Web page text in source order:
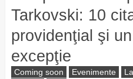
Tarkovski: 10
providenţial şi
excepţie
Coming soon Evenimente